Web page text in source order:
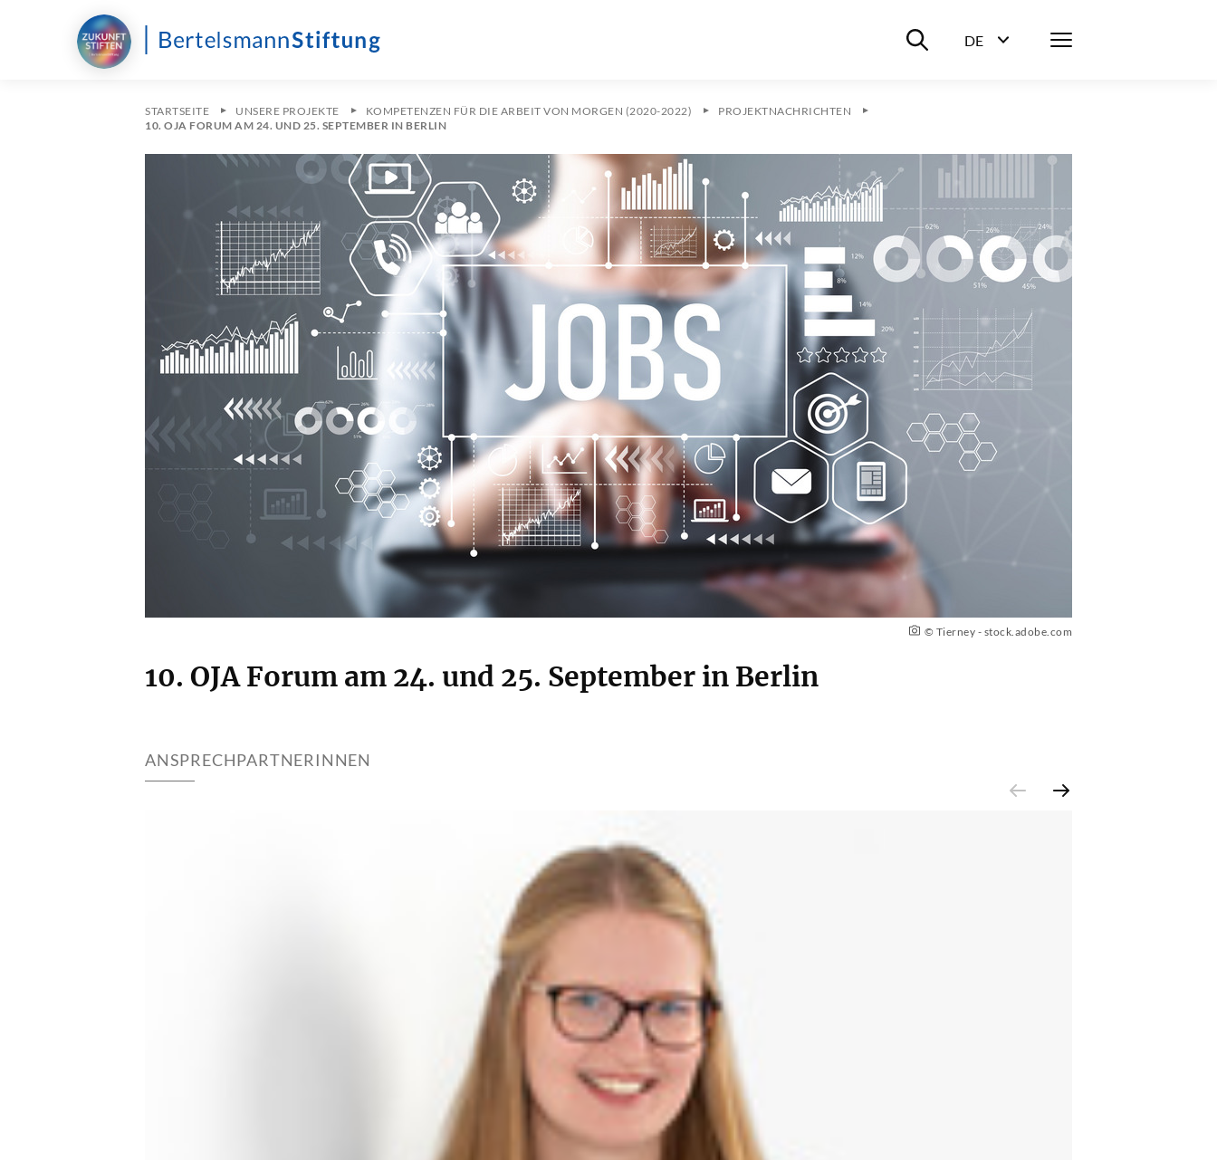
Suche ein-/ausblenden
DE
Menü
STARTSEITE UNSERE PROJEKTE KOMPETENZEN FÜR DIE ARBEIT VON MORGEN (2020-2022)
PROJEKTNACHRICHTEN
10. OJA FORUM AM 24. UND 25. SEPTEMBER IN BERLIN
© Tierney - stock.adobe.com
10. OJA Forum am 24. und 25. September in Berlin
ANSPRECHPARTNERINNEN